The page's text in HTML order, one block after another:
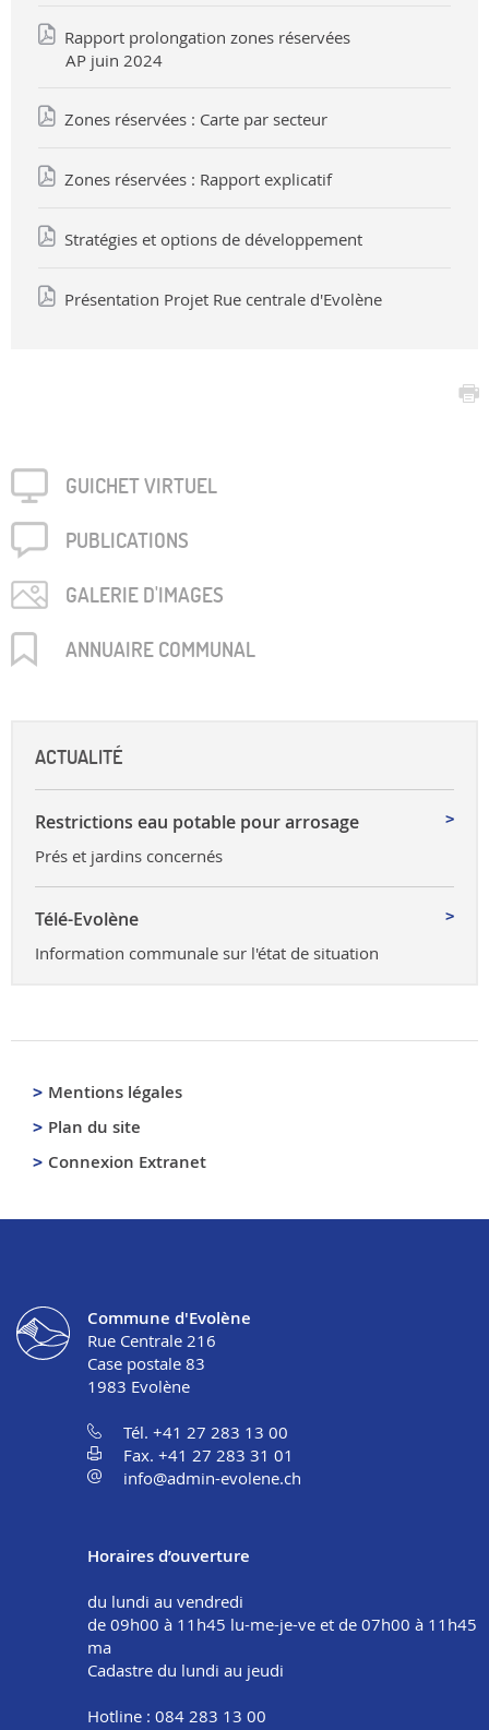
Rapport prolongation zones réservées
AP juin 2024
Zones réservées : Carte par secteur
Zones réservées : Rapport explicatif
Stratégies et options de développement
Présentation Projet Rue centrale d'Evolène
GUICHET VIRTUEL
PUBLICA­TIONS
GALERIE D'IMAGES
ANNUAIRE COMMUNAL
ACTUALITÉ
Restrictions eau potable pour arrosage
Prés et jardins concernés
Télé-Evolène
Information communale sur l'état de situation
Mentions légales
Plan du site
Connexion Extranet
Commune d'Evolène
Rue Centrale 216
Case postale 83
1983 Evolène
Tél. +41 27 283 13 00
Fax. +41 27 283 31 01
info@admin-evolene.ch
Horaires d’ouverture
du lundi au vendredi
de 09h00 à 11h45 lu-me-je-ve et de 07h00 à 11h45
ma
Cadastre du lundi au jeudi
Hotline : 084 283 13 00